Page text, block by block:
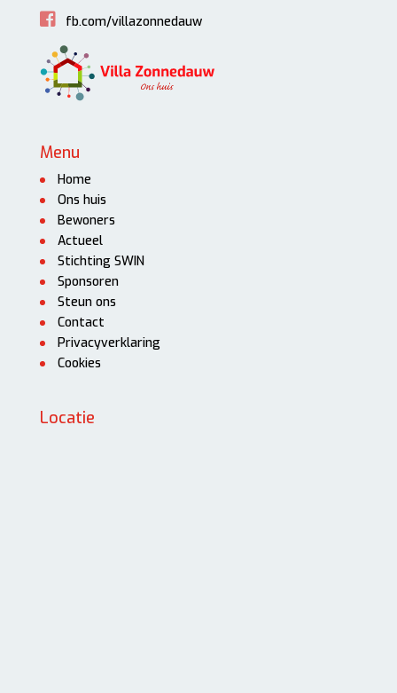
fb.com/villazonnedauw
Menu
Home
Ons huis
Bewoners
Actueel
Stichting SWIN
Sponsoren
Steun ons
Contact
Privacyverklaring
Cookies
Locatie